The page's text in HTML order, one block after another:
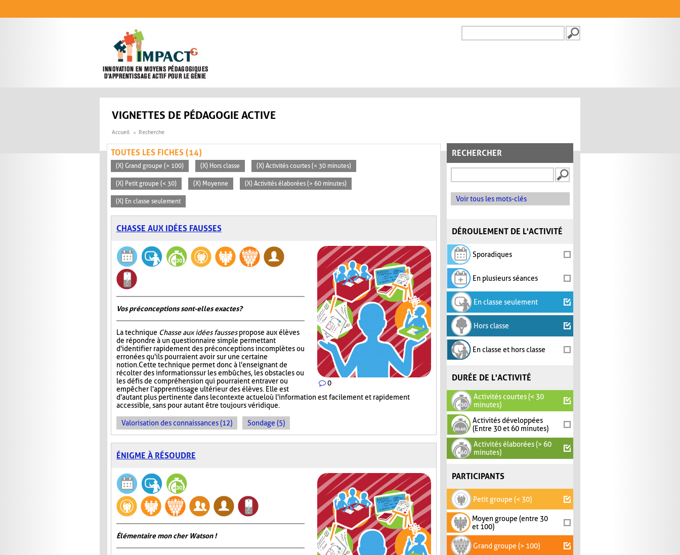
FORMULAIRE DE
VIGNETTES DE PÉDAGOGIE ACTIVE
Accueil Recherche
RECHERCHER
Voir tous les mots-clés
DÉROULEMENT DE L'ACTIVITÉ
Sporadiques
En plusieurs séances
En classe seulement
Hors classe
En classe et hors classe
DURÉE DE L'ACTIVITÉ
Activités courtes (< 30
minutes)
Activités développées
(Entre 30 et 60 minutes)
Activités élaborées (> 60
minutes)
PARTICIPANTS
Petit groupe (< 30)
Moyen groupe (entre 30
et 100)
Grand groupe (> 100)
TOUTES LES FICHES (14)
(X) Grand groupe (> 100) (X) Hors classe (X) Activités courtes (< 30 minutes)
(X) Petit groupe (< 30) (X) Moyenne (X) Activités élaborées (> 60 minutes)
(X) En classe seulement
CHASSE AUX IDÉES FAUSSES
0
Vos préconceptions sont-elles exactes ?
La technique Chasse aux idées faussespropose aux élèves
de répondre à un questionnaire simple permettant
d'identifier rapidement des préconceptions incomplètes ou
erronées qu'ils pourraient avoir sur une certaine
notion. Cette technique permet donc à l'enseignant de
récolter des informations sur les embûches, les obstacles ou
les défis de compréhension qui pourraient entraver ou
empêcher l'apprentissage ultérieur des élèves. Elle est
d'autant plus pertinente dans le contexte actuel où l'information est facilement et rapidement
accessible, sans pour autant être toujours véridique.
Valorisation des connaissances (12) Sondage (5)
ÉNIGME À RÉSOUDRE
Élémentaire mon cher Watson !